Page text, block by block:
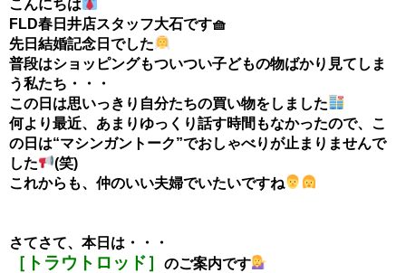
こんにちは
FLD春日井店スタッフ大石です🧺
先日結婚記念日でした
普段はショッピングもついつい子どもの物ばかり見てしま
う私たち・・・
この日は思いっきり自分たちの買い物をしました
何より最近、あまりゆっくり話す時間もなかったので、こ
の日は“マシンガントーク”でおしゃべりが止まりませんで
した
(笑)
これからも、仲のいい夫婦でいたいですね
さてさて、本日は・・・
［トラウトロッド］ のご案内です